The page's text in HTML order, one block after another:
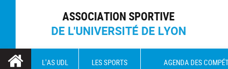
ASSOCIATION SPORTIVE
DE L'UNIVERSITÉ DE LYON
L'AS UDL LES SPORTS AGENDA DES